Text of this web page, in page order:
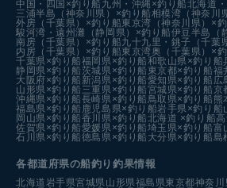
関東×釣り船関西×釣り船 東海×釣り船北陸・甲
中国・四国×釣り船九州・沖縄×釣り船 北海道
三浦半島（神奈川県）×釣り船 相模湾（神奈川
外房（千葉県）×釣り船東京湾（神奈川県）×
駿河湾・遠州灘（静岡県）×釣り船 伊豆半島（
南房（千葉県）×釣り船九十九里・銚子（千葉
内房（千葉県）×釣り船東京湾奥（千葉県）×
千葉県×釣り船 福岡県×釣り船和歌山県×釣り船
静岡県×釣り船茨城県×釣り船東京都×釣り船福
大阪府×釣り船新潟県×釣り船 愛知県×釣り船広
山形県×釣り船三重県×釣り船宮城県×釣り船 京
沖縄県×釣り船 長崎県×釣り船 鳥取県×釣り船 熊
福島県×釣り船鹿児島県×釣り船岩手県×釣り船
岡山県×釣り船香川県×釣り船北海道 ×釣り船
佐賀県×釣り船愛媛県×釣り船 埼玉県×釣り船富
各都道府県の船釣り釣果情報